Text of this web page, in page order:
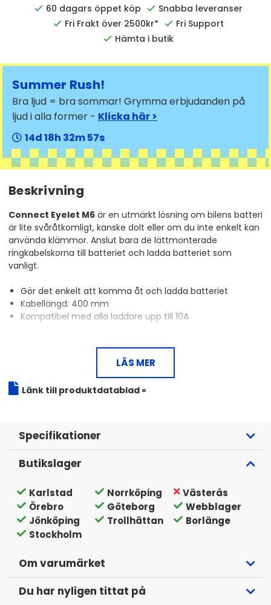
60 dagars öppet köp
Snabba leveranser
Fri Frakt över 2500kr*
Fri Support
Hämta i butik
Summer Rush!
Bra ljud = bra sommar! Grymma erbjudanden på
ljud i alla former - Klicka här >
14
18 32 57
Beskrivning
Connect Eyelet M6 är en utmärkt lösning om bilens batteri
är lite svåråtkomligt, kanske dolt eller om du inte enkelt kan
använda klämmor. Anslut bara de lättmonterade
ringkabelskorna till batteriet och ladda batteriet som
vanligt.
Gör det enkelt att komma åt och ladda batteriet
Kabellängd: 400 mm
Kompatibel med alla laddare upp till 10A
LÄS MER
Länk till produktdatablad »
Specifikationer
Butikslager
Karlstad Norrköping
Västerås
Örebro
Göteborg
Webblager
Jönköping
Trollhättan
Borlänge
Stockholm
Om varumärket
Du har nyligen tittat på